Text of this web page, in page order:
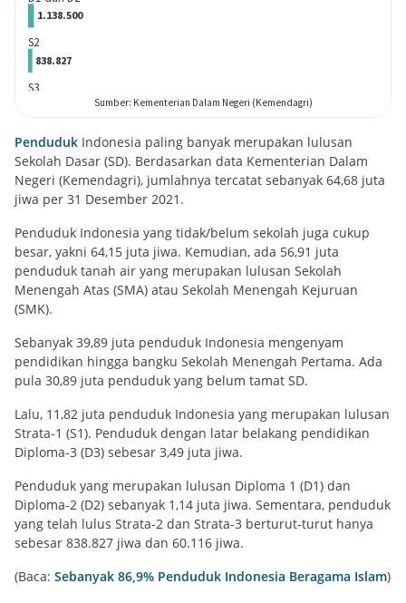
Penduduk Indonesia paling banyak merupakan lulusan
Sekolah Dasar (SD). Berdasarkan data Kementerian Dalam
Negeri (Kemendagri), jumlahnya tercatat sebanyak 64,68 juta
jiwa per 31 Desember 2021.
Penduduk Indonesia yang tidak/belum sekolah juga cukup
besar, yakni 64,15 juta jiwa. Kemudian, ada 56,91 juta
penduduk tanah air yang merupakan lulusan Sekolah
Menengah Atas (SMA) atau Sekolah Menengah Kejuruan
(SMK).
Sebanyak 39,89 juta penduduk Indonesia mengenyam
pendidikan hingga bangku Sekolah Menengah Pertama. Ada
pula 30,89 juta penduduk yang belum tamat SD.
Lalu, 11,82 juta penduduk Indonesia yang merupakan lulusan
Strata-1 (S1). Penduduk dengan latar belakang pendidikan
Diploma-3 (D3) sebesar 3,49 juta jiwa.
Penduduk yang merupakan lulusan Diploma 1 (D1) dan
Diploma-2 (D2) sebanyak 1,14 juta jiwa. Sementara, penduduk
yang telah lulus Strata-2 dan Strata-3 berturut-turut hanya
sebesar 838.827 jiwa dan 60.116 jiwa.
(Baca: Sebanyak 86,9% Penduduk Indonesia Beragama Islam)